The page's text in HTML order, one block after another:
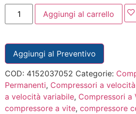
Aggiungi al carrello
Aggiungi al Preventivo
COD: 4152037052 Categorie:
Permanenti, Compressori a
a velocità variabile, Compressori a
compressore a vite, compressore